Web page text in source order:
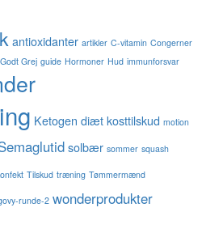
antioxidanter artikler C-vitamin Congerner
Godt Grej guide Hormoner Hud immunforsvar
Ketogen diætkosttilskud motion
solbær sommer squash
Tilskud træning Tømmermænd
runde-2 wonderprodukter